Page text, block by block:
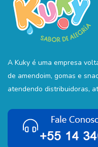
A Kuky é uma empresa
de amendoim, gomas e
atendendo distribuidoras,